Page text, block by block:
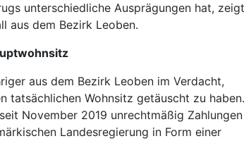
unterschiedliche Ausprägungen hat, zeigt
aus dem Bezirk Leoben.
aus dem Bezirk Leoben im Verdacht,
tatsächlichen Wohnsitz getäuscht zu haben.
November 2019 unrechtmäßig Zahlungen
Landesregierung in Form einer